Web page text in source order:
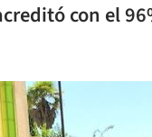
con el